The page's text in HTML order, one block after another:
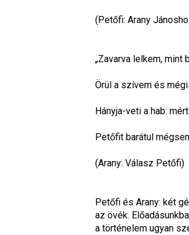
(Petőfi: Arany
„Zavarva lelkem, mint
Örül a szívem és
Hányja-veti a hab:
Petőfit barátul
(Arany: Válasz Petőfi)
Petőfi és Arany: két
az övék.
a történelem ugyan